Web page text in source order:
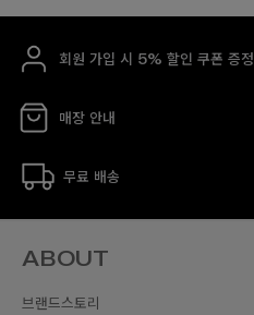
회원 가입 시 5% 할인 쿠폰 증정
매장 안내
무료 배송
ABOUT
브랜드스토리